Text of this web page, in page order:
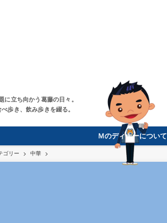
に立ち向かう葛藤の日々。
歩き、飲み歩きを綴る。
Ｍのディナーについて
ゴリー 中華